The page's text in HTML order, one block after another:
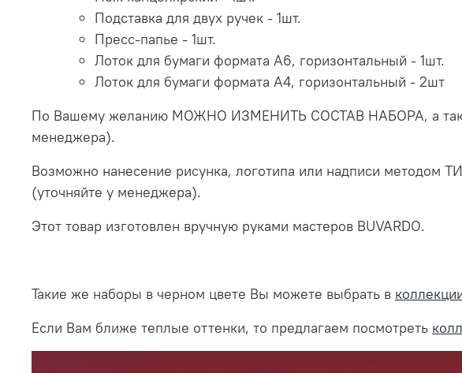
Подставка для двух ручек - 1шт.
Пресс-папье - 1шт.
Лоток для бумаги формата А6, горизонтальный - 1шт.
Лоток для бумаги формата А4, горизонтальный - 2шт
По Вашему желанию МОЖНО ИЗМЕНИТЬ СОСТАВ НАБОРА, а также
менеджера).
Возможно нанесение рисунка, логотипа или надписи методом
(уточняйте у менеджера).
Этот товар изготовлен вручную руками мастеров BUVARDO.
Такие же наборы в черном цвете Вы можете выбрать в
Если Вам ближе теплые оттенки, то предлагаем посмотреть